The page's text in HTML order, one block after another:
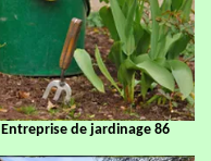
Entreprise de jardinage 86